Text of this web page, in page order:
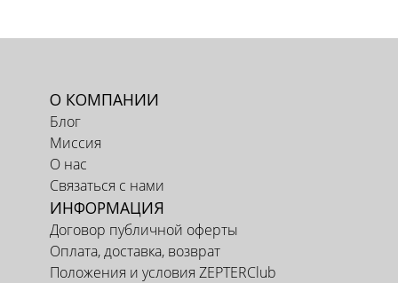
О КОМПАНИИ
Блог
Миссия
О нас
Связаться с нами
ИНФОРМАЦИЯ
Договор публичной оферты
Оплата, доставка, возврат
Положения и условия ZEPTERClub